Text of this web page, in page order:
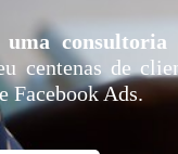
uma consultoria
centenas de
Facebook Ads.